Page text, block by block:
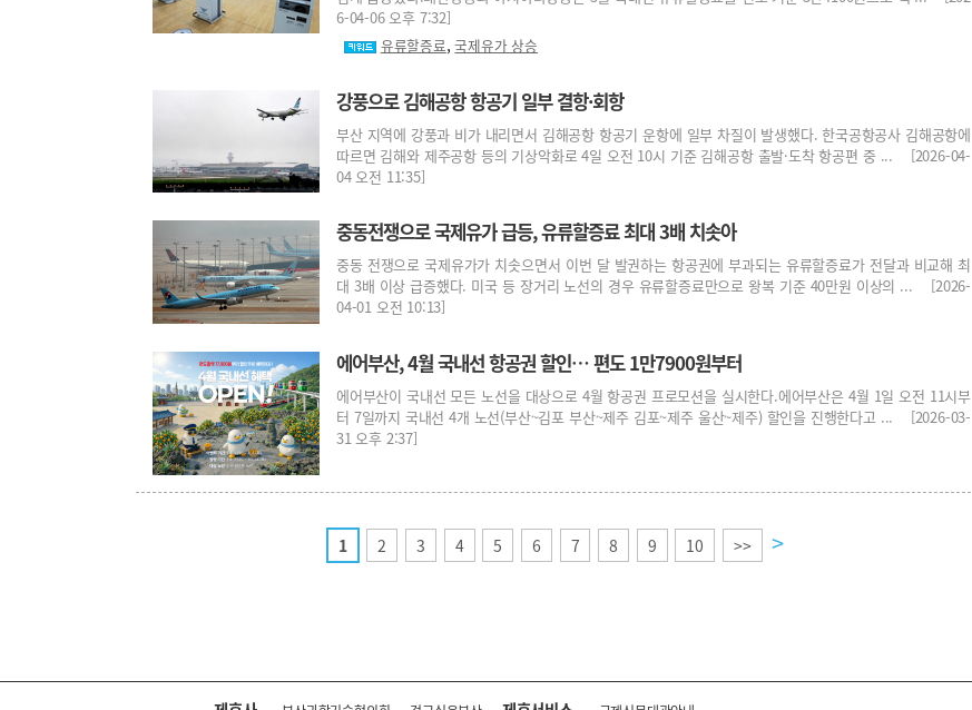
6-04-06 오후 7:32]
유류할증료,국제유가 상승
강풍으로 김해공항 항공기 일부 결항·회항
부산 지역에 강풍과 비가 내리면서 김해공항 항공기 운항에 일부 차질이 발생했다. 한국공항공사 김해공항에
따르면 김해와 제주공항 등의 기상악화로 4일 오전 10시 기준 김해공항 출발·도착 항공편 중 ... [2026-04-
04 오전 11:35]
중동전쟁으로 국제유가 급등, 유류할증료 최대 3배 치솟아
중동 전쟁으로 국제유가가 치솟으면서 이번 달 발권하는 항공권에 부과되는 유류할증료가 전달과 비교해 최
대 3배 이상 급증했다. 미국 등 장거리 노선의 경우 유류할증료만으로 왕복 기준 40만원 이상의 ... [2026-
04-01 오전 10:13]
에어부산, 4월 국내선 항공권 할인… 편도 1만7900원부터
에어부산이 국내선 모든 노선을 대상으로 4월 항공권 프로모션을 실시한다.에어부산은 4월 1일 오전 11시부
터 7일까지 국내선 4개 노선(부산~김포 부산~제주 김포~제주 울산~제주) 할인을 진행한다고 ... [2026-03-
31 오후 2:37]
1 2 3 4 5 6 7 8 9 10 >> >